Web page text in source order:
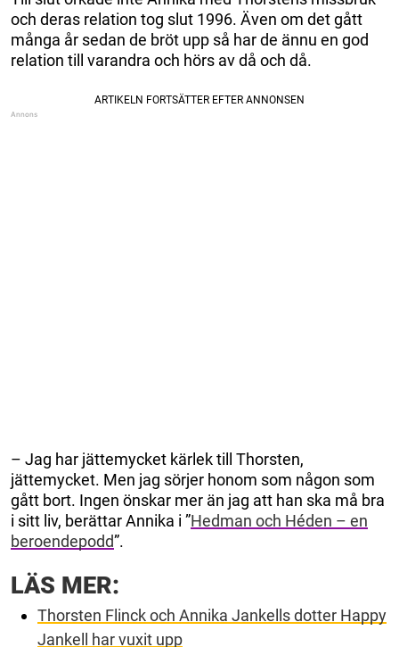
och deras relation tog slut 1996. Även om det gått
många år sedan de bröt upp så har de ännu en god
relation till varandra och hörs av då och då.
– Jag har jättemycket kärlek till Thorsten,
jättemycket. Men jag sörjer honom som någon som
gått bort. Ingen önskar mer än jag att han ska må bra
i sitt liv, berättar Annika i ”Hedman och Héden – en
beroendepodd”.
LÄS MER:
Thorsten Flinck och Annika Jankells dotter Happy
Jankell har vuxit upp